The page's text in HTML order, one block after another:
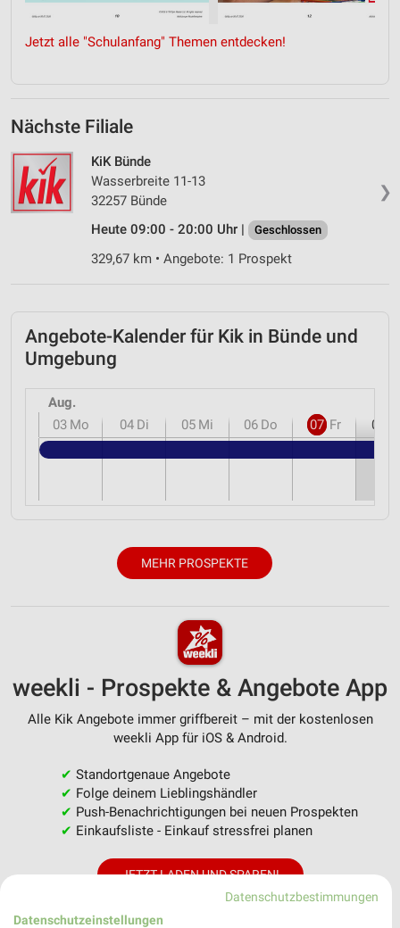
Jetzt alle "Schulanfang" Themen entdecken!
Nächste Filiale
❯
KiK Bünde
Wasserbreite 11-13
32257 Bünde
Heute 09:00 - 20:00 Uhr |
Geschlossen
329,67 km • Angebote: 1 Prospekt
Angebote-Kalender für Kik in Bünde und
Umgebung
Aug.
03 Mo 04 Di 05 Mi 06 Do 07 Fr 08
MEHR PROSPEKTE
weekli - Prospekte & Angebote App
Alle Kik Angebote immer griffbereit – mit der kostenlosen
weekli App für iOS & Android.
✔ Standortgenaue Angebote
✔ Folge deinem Lieblingshändler
✔ Push-Benachrichtigungen bei neuen Prospekten
✔ Einkaufsliste - Einkauf stressfrei planen
JETZT LADEN UND SPAREN!
Datenschutzbestimmungen
Datenschutzeinstellungen